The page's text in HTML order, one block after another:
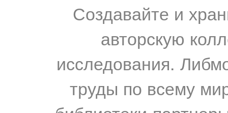
Создавайте и
авторскую
исследования.
труды по всему